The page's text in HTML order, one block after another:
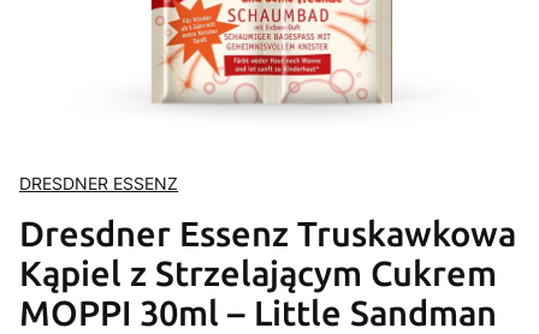
DRESDNER ESSENZ
Dresdner Essenz Truskawkowa
Kąpiel z Strzelającym Cukrem
MOPPI 30ml – Little Sandman